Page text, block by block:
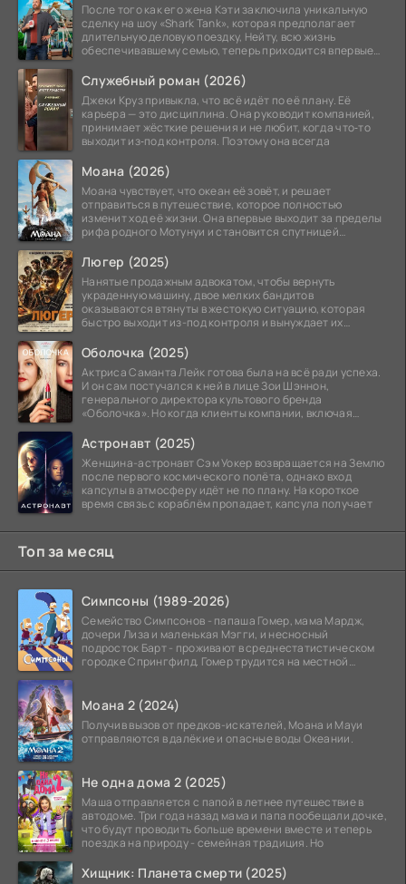
После того как его жена Кэти заключила уникальную
сделку на шоу «Shark Tank», которая предполагает
длительную деловую поездку, Нейту, всю жизнь
обеспечивавшему семью, теперь приходится впервые
Служебный роман (2026)
Джеки Круз привыкла, что всё идёт по её плану. Её
карьера — это дисциплина. Она руководит компанией,
принимает жёсткие решения и не любит, когда что‑то
выходит из‑под контроля. Поэтому она всегда
Моана (2026)
Моана чувствует, что океан её зовёт, и решает
отправиться в путешествие, которое полностью
изменит ход её жизни. Она впервые выходит за пределы
рифа родного Мотунуи и становится спутницей
Люгер (2025)
Нанятые продажным адвокатом, чтобы вернуть
украденную машину, двое мелких бандитов
оказываются втянуты в жестокую ситуацию, которая
быстро выходит из-под контроля и вынуждает их
Оболочка (2025)
Актриса Саманта Лейк готова была на всё ради успеха.
И он сам постучался к ней в лице Зои Шэннон,
генерального директора культового бренда
«Оболочка». Но когда клиенты компании, включая
Астронавт (2025)
Женщина-астронавт Сэм Уокер возвращается на Землю
после первого космического полёта, однако вход
капсулы в атмосферу идёт не по плану. На короткое
время связь с кораблём пропадает, капсула получает
Топ за месяц
Симпсоны (1989-2026)
Семейство Симпсонов - папаша Гомер, мама Мардж,
дочери Лиза и маленькая Мэгги, и несносный
подросток Барт - проживают в среднестатистическом
городке Спрингфилд. Гомер трудится на местной
Моана 2 (2024)
Получив вызов от предков-искателей, Моана и Мауи
отправляются в далёкие и опасные воды Океании.
Не одна дома 2 (2025)
Маша отправляется с папой в летнее путешествие в
автодоме. Три года назад мама и папа пообещали дочке,
что будут проводить больше времени вместе и теперь
поездка на природу - семейная традиция. Но
Хищник: Планета смерти (2025)